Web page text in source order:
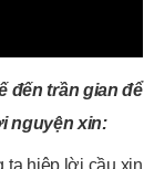
đến trần gian để
nguyện xin:
ta hiệp lời cầu xin